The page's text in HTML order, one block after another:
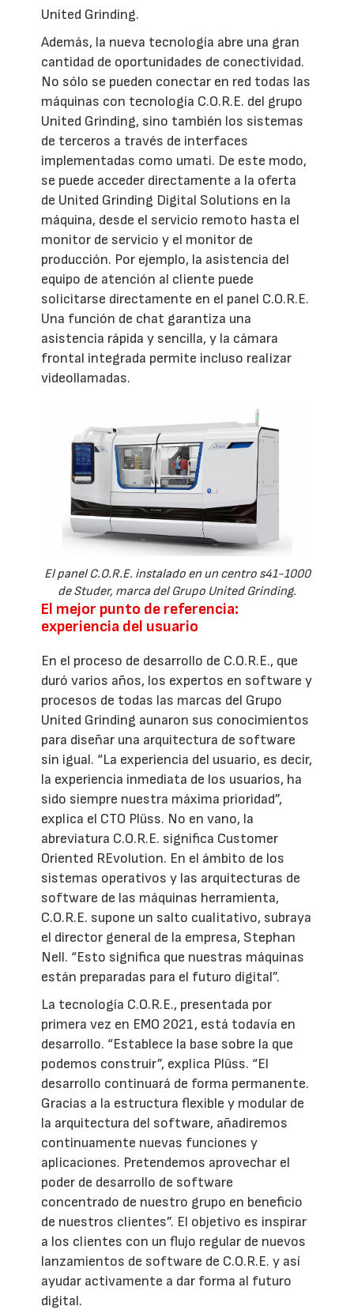
United Grinding.
Además, la nueva tecnología abre una gran
cantidad de oportunidades de conectividad.
No sólo se pueden conectar en red todas las
máquinas con tecnología C.O.R.E. del grupo
United Grinding, sino también los sistemas
de terceros a través de interfaces
implementadas como umati. De este modo,
se puede acceder directamente a la oferta
de United Grinding Digital Solutions en la
máquina, desde el servicio remoto hasta el
monitor de servicio y el monitor de
producción. Por ejemplo, la asistencia del
equipo de atención al cliente puede
solicitarse directamente en el panel C.O.R.E.
Una función de chat garantiza una
asistencia rápida y sencilla, y la cámara
frontal integrada permite incluso realizar
videollamadas.
El panel C.O.R.E. instalado en un centro s41-1000
de Studer, marca del Grupo United Grinding.
El mejor punto de referencia:
experiencia del usuario
En el proceso de desarrollo de C.O.R.E., que
duró varios años, los expertos en software y
procesos de todas las marcas del Grupo
United Grinding aunaron sus conocimientos
para diseñar una arquitectura de software
sin igual. “La experiencia del usuario, es decir,
la experiencia inmediata de los usuarios, ha
sido siempre nuestra máxima prioridad”,
explica el CTO Plüss. No en vano, la
abreviatura C.O.R.E. significa Customer
Oriented REvolution. En el ámbito de los
sistemas operativos y las arquitecturas de
software de las máquinas herramienta,
C.O.R.E. supone un salto cualitativo, subraya
el director general de la empresa, Stephan
Nell. “Esto significa que nuestras máquinas
están preparadas para el futuro digital”.
La tecnología C.O.R.E., presentada por
primera vez en EMO 2021, está todavía en
desarrollo. “Establece la base sobre la que
podemos construir”, explica Plüss. “El
desarrollo continuará de forma permanente.
Gracias a la estructura flexible y modular de
la arquitectura del software, añadiremos
continuamente nuevas funciones y
aplicaciones. Pretendemos aprovechar el
poder de desarrollo de software
concentrado de nuestro grupo en beneficio
de nuestros clientes”. El objetivo es inspirar
a los clientes con un flujo regular de nuevos
lanzamientos de software de C.O.R.E. y así
ayudar activamente a dar forma al futuro
digital.